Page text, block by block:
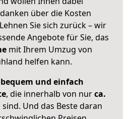
über die Kosten
Sie sich zurück – wir
Angebote für Sie, das
mit Ihrem Umzug von
helfen kann.
und einfach
, die innerhalb von nurca.
Und das Beste daran